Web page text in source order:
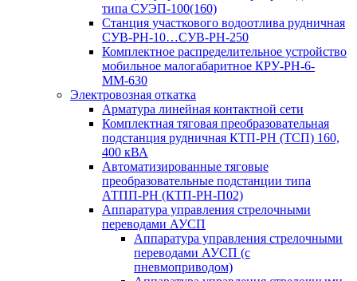
типа СУЭП-100(160)
Станция участкового водоотлива рудничная
СУВ-РН-10…СУВ-РН-250
Комплектное распределительное устройство
мобильное малогабаритное КРУ-РН-6-
ММ-630
Электровозная откатка
Арматура линейная контактной сети
Комплектная тяговая преобразовательная
подстанция рудничная КТП-РН (ТСП) 160,
400 кВА
Автоматизированные тяговые
преобразовательные подстанции типа
АТПП-РН (КТП-РН-П02)
Аппаратура управления стрелочными
переводами АУСП
Аппаратура управления стрелочными
переводами АУСП (с
пневмоприводом)